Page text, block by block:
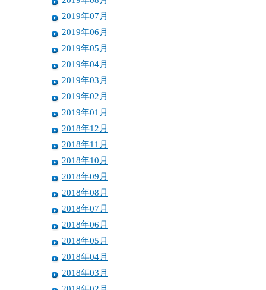
2019年07月
2019年06月
2019年05月
2019年04月
2019年03月
2019年02月
2019年01月
2018年12月
2018年11月
2018年10月
2018年09月
2018年08月
2018年07月
2018年06月
2018年05月
2018年04月
2018年03月